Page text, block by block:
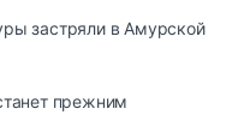
застряли в Амурской
прежним